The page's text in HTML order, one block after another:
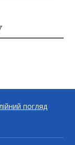
погляд